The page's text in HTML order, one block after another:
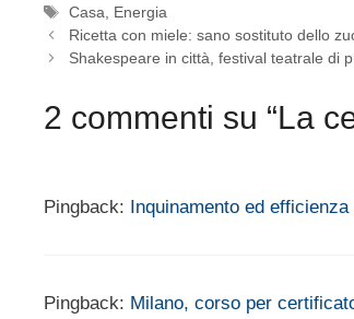
Tag
Casa, Energia
Ricetta con miele: sano sostituto dello
Shakespeare in città, festival teatrale di
2 commenti su “La
Pingback: Inquinamento ed
Pingback: Milano, corso per